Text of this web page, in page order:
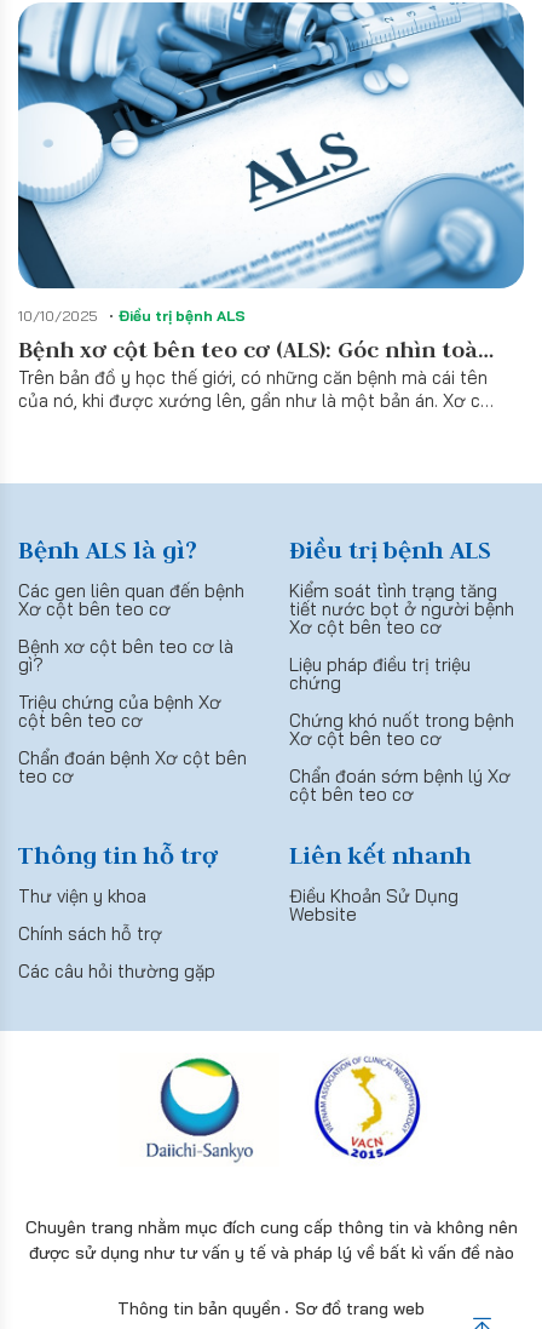
như vậy – không đến từ một nguyên nhân đơn lẻ hay tuân
theo bất kì một kịch bản định sẵn nào.
10/10/2025 Điều trị bệnh ALS
Bệnh xơ cột bên teo cơ (ALS): Góc nhìn toàn
diện từ Thế giới đến Việt Nam
Trên bản đồ y học thế giới, có những căn bệnh mà cái tên
của nó, khi được xướng lên, gần như là một bản án. Xơ cột
Bệnh ALS là gì?
Các gen liên quan đến bệnh
Xơ cột bên teo cơ
Bệnh xơ cột bên teo cơ là
gì?
Triệu chứng của bệnh Xơ
cột bên teo cơ
Chẩn đoán bệnh Xơ cột bên
teo cơ
Điều trị bệnh ALS
Kiểm soát tình trạng tăng
tiết nước bọt ở người bệnh
Xơ cột bên teo cơ
Liệu pháp điều trị triệu
chứng
Chứng khó nuốt trong bệnh
Xơ cột bên teo cơ
Chẩn đoán sớm bệnh lý Xơ
cột bên teo cơ
Thông tin hỗ trợ
Thư viện y khoa
Chính sách hỗ trợ
Các câu hỏi thường gặp
Liên kết nhanh
Điều Khoản Sử Dụng
Website
Chuyên trang nhằm mục đích cung cấp thông tin và không nên
được sử dụng như tư vấn y tế và pháp lý về bất kì vấn đề nào
Thông tin bản quyền Sơ đồ trang web